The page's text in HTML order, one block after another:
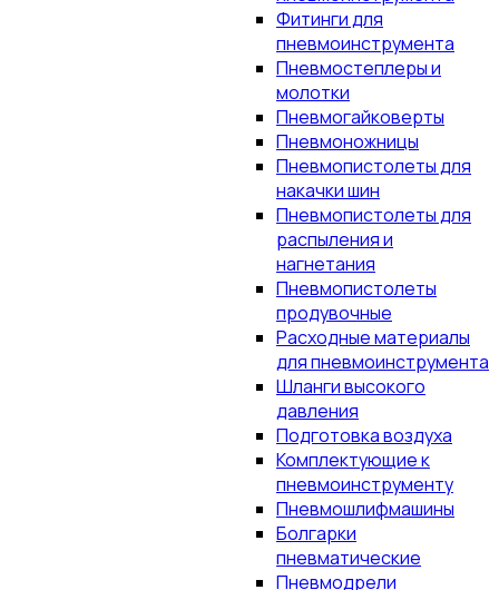
Фитинги для
пневмоинструмента
Пневмостеплеры и
молотки
Пневмогайковерты
Пневмоножницы
Пневмопистолеты для
накачки шин
Пневмопистолеты для
распыления и
нагнетания
Пневмопистолеты
продувочные
Расходные материалы
для пневмоинструмента
Шланги высокого
давления
Подготовка воздуха
Комплектующие к
пневмоинструменту
Пневмошлифмашины
Болгарки
пневматические
Пневмодрели